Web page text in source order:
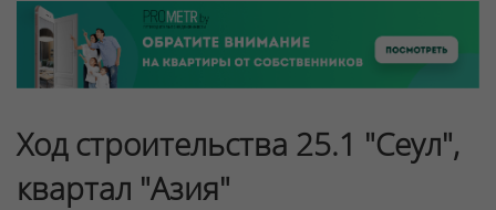
Ход строительства 25.1 "Сеул",
квартал "Азия"